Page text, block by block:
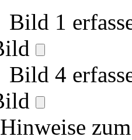
Bild 1
Bild 4